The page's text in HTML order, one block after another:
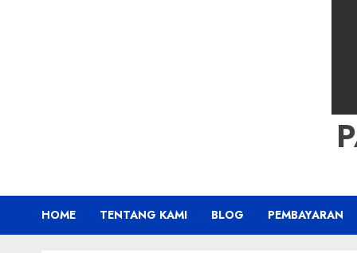
HOME TENTANG KAMI BLOG PEMBAYARAN